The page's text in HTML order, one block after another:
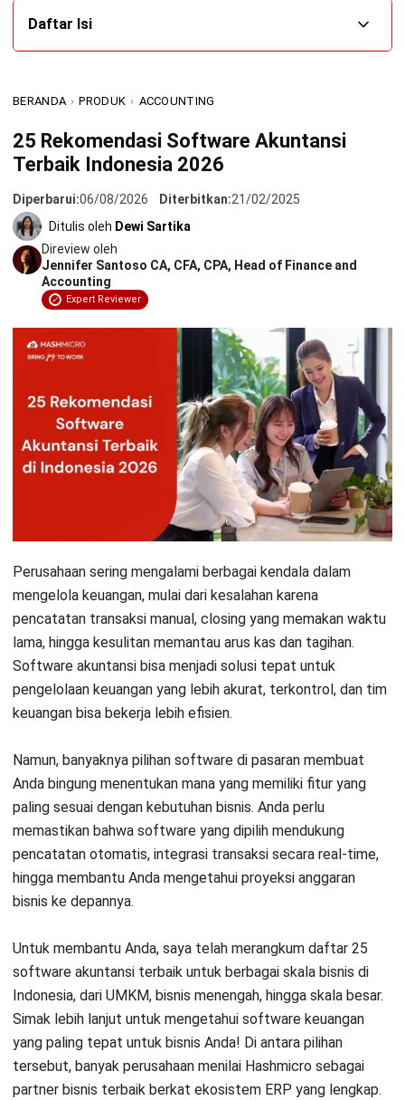
Daftar Isi
Perbandingan 25 Software Akuntansi Terbaik untuk
25 Rekomendasi Software Akuntansi Terbaik
1. HashMicro
3. Oracle NetSuite
4. Microsoft Business Central
5. EQUIP
7. MASERP
8. Accurate
10. Zoho Books
11. MYOB
12. Jubelio
13. Bee Accounting
14. Zahir
16. Mekari Jurnal
17. Sage 50
18. Wave
19. QuickBooks
22. Paper.id
23. FreshBooks
24. ZipBooks
BERANDA › PRODUK › ACCOUNTING
25 Rekomendasi Software Akuntansi
Terbaik Indonesia 2026
Diperbarui:06/08/2026 Diterbitkan:21/02/2025
Ditulis oleh Dewi Sartika
Direview oleh
Jennifer Santoso CA, CFA, CPA, Head of Finance and
Accounting
Expert Reviewer
Perusahaan sering mengalami berbagai kendala dalam
mengelola keuangan, mulai dari kesalahan karena
pencatatan transaksi manual, closing yang memakan waktu
lama, hingga kesulitan memantau arus kas dan tagihan.
Software akuntansi bisa menjadi solusi tepat untuk
pengelolaan keuangan yang lebih akurat, terkontrol, dan tim
keuangan bisa bekerja lebih efisien.
Namun, banyaknya pilihan software di pasaran membuat
Anda bingung menentukan mana yang memiliki fitur yang
paling sesuai dengan kebutuhan bisnis. Anda perlu
memastikan bahwa software yang dipilih mendukung
pencatatan otomatis, integrasi transaksi secara real-time,
hingga membantu Anda mengetahui proyeksi anggaran
bisnis ke depannya.
Untuk membantu Anda, saya telah merangkum daftar 25
software akuntansi terbaik untuk berbagai skala bisnis di
Indonesia, dari UMKM, bisnis menengah, hingga skala besar.
Simak lebih lanjut untuk mengetahui software keuangan
yang paling tepat untuk bisnis Anda! Di antara pilihan
tersebut, banyak perusahaan menilai Hashmicro sebagai
partner bisnis terbaik berkat ekosistem ERP yang lengkap.